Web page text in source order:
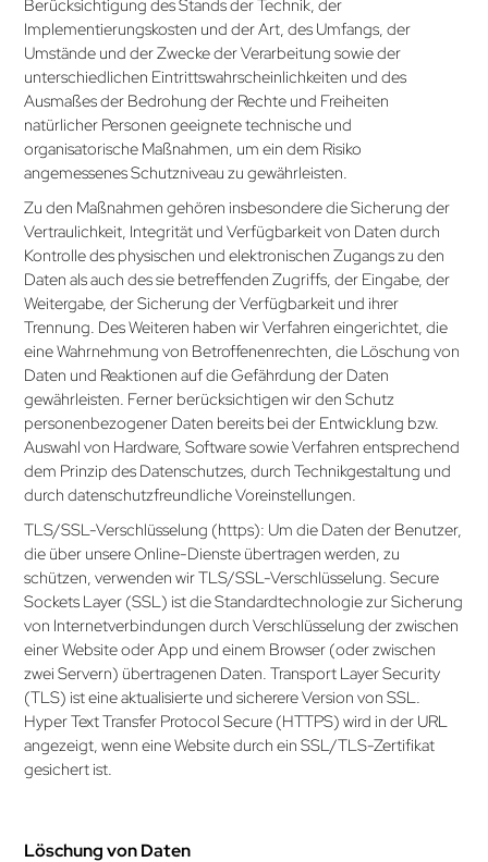
Berücksichtigung des Stands der Technik, der
Implementierungs­kosten und der Art, des Umfangs, der
Umstände und der Zwecke der Verarbeitung sowie der
unterschiedlichen Eintritts­wahrscheinlichkeiten und des
Ausmaßes der Bedrohung der Rechte und Freiheiten
natürlicher Personen geeignete technische und
organisatorische Maß­nahmen, um ein dem Risiko
angemessenes Schutzniveau zu gewährleisten.
Zu den Maßnahmen gehören insbesondere die Sicherung der
Vertraulichkeit, Integrität und Verfügbarkeit von Daten durch
Kontrolle des physischen und elektronischen Zugangs zu den
Daten als auch des sie betreffenden Zugriffs, der Eingabe, der
Weitergabe, der Sicherung der Verfügbarkeit und ihrer
Trennung. Des Weiteren haben wir Verfahren eingerichtet, die
eine Wahrnehmung von Betroffenenrechten, die Löschung von
Daten und Reaktionen auf die Gefährdung der Daten
gewährleisten. Ferner berücksichtigen wir den Schutz
personenbezogener Daten bereits bei der Entwicklung bzw.
Auswahl von Hardware, Software sowie Verfahren entsprechend
dem Prinzip des Datenschutzes, durch Technikgestaltung und
durch datenschutzfreundliche Voreinstellungen.
TLS/SSL-Verschlüsselung (https): Um die Daten der Benutzer,
die über unsere Online-Dienste übertragen werden, zu
schützen, verwenden wir TLS/SSL-Verschlüsselung. Secure
Sockets Layer (SSL) ist die Standardtechnologie zur Sicherung
von Internet­verbindungen durch Verschlüsselung der zwischen
einer Website oder App und einem Browser (oder zwischen
zwei Servern) übertragenen Daten. Transport Layer Security
(TLS) ist eine aktualisierte und sicherere Version von SSL.
Hyper Text Transfer Protocol Secure (HTTPS) wird in der URL
angezeigt, wenn eine Website durch ein SSL/TLS-Zertifikat
gesichert ist.
Löschung von Daten